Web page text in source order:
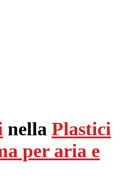
nella Plastici
per aria e